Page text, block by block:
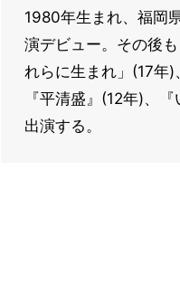
1980年生まれ、福岡
演デビュー。その後
れらに生まれ」(17年
『平清盛』(12年)、
出演する。